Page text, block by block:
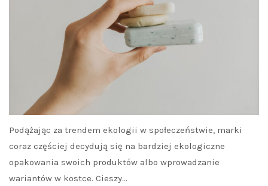
Podążając za trendem ekologii w społeczeństwie, marki
coraz częściej decydują się na bardziej ekologiczne
opakowania swoich produktów albo wprowadzanie
wariantów w kostce. Cieszy…